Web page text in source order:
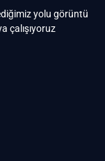
yolu görüntü
çalışıyoruz